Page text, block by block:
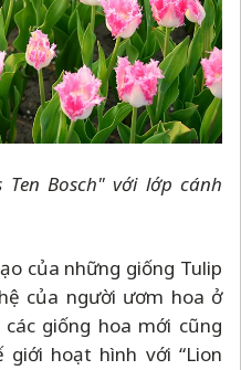
Bosch" với lớp cánh
của những giống Tulip
của người ươm hoa ở
giống hoa mới cũng
hoạt hình với “Lion